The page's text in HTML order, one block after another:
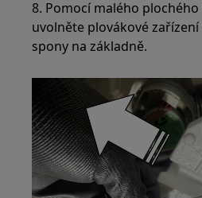
8. Pomocí malého
uvolněte plovákové
spony na základně.